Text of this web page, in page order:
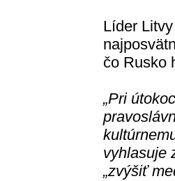
Líder
čo Rusko
„Pri
vyhlasuje
„zvýšiť